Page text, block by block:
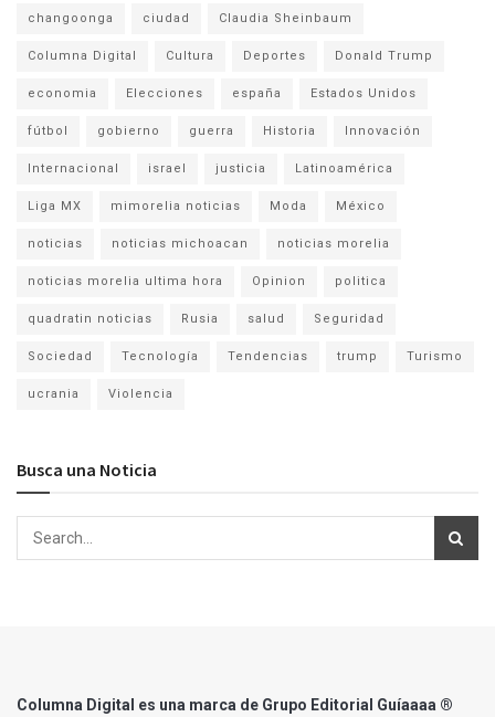
changoonga ciudad Claudia Sheinbaum
Columna Digital Cultura Deportes Donald Trump
economia Elecciones españa Estados Unidos
fútbol gobierno guerra Historia Innovación
Internacional israel justicia Latinoamérica
Liga MX mimorelia noticias Moda México
noticias noticias michoacan noticias morelia
noticias morelia ultima hora Opinion politica
quadratin noticias Rusia salud Seguridad
Sociedad Tecnología Tendencias trump Turismo
ucrania Violencia
Busca una Noticia
Columna Digital es una marca de Grupo Editorial Guíaaaa ®